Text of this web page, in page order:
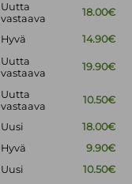
Uutta
vastaava
18.00€
Hyvä
14.90€
Uutta
vastaava
19.90€
Uutta
vastaava
10.50€
Uusi
18.00€
Hyvä
9.90€
Uusi
10.50€